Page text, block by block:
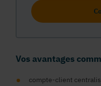
Vos avantages
compte-client